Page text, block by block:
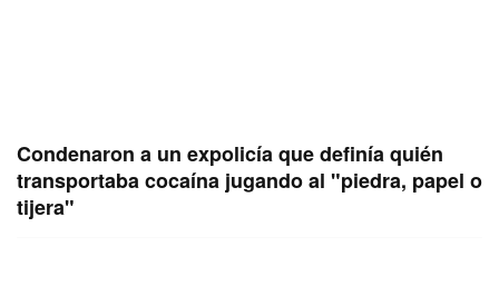
Condenaron a un expolicía que definía quién
transportaba cocaína jugando al "piedra, papel o
tijera"